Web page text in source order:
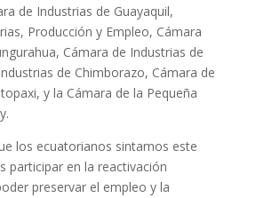
de Industrias de Guayaquil,
Producción y Empleo, Cámara
Cámara de Industrias de
de Chimborazo, Cámara de
y la Cámara de la Pequeña
los ecuatorianos sintamos este
participar en la reactivación
preservar el empleo y la